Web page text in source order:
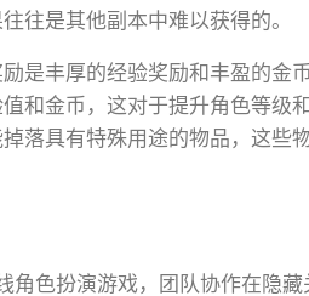
往是其他副本中难以获得的。
是丰厚的经验奖励和丰盈的金
和金币，这对于提升角色等级
落具有特殊用途的物品，这些
角色扮演游戏，团队协作在隐